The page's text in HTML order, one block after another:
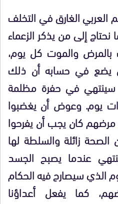
العربي الغارق في التخلف
إلى من يذكر الزعماء
بالمرض والموت كل يوم،
يضع في حسابه أن ذلك
سينتهي في حفرة مظلمة
يوم. وعوض أن يغضبوا
كان يجب أن يفرحوا
زائلة والسلطة لها
عندما يصبح الجسد
الذي سيصارح فيه الحكام
كما يفعل أعداؤنا